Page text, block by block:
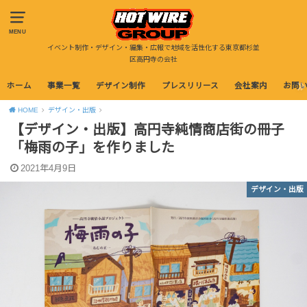
MENU
イベント制作・デザイン・編集・広報で地域を活性化する東京都杉並
区高円寺の会社
ホーム 事業一覧 デザイン制作 プレスリリース 会社案内 お問
HOME デザイン・出版
【デザイン・出版】高円寺純情商店街の冊子
「梅雨の子」を作りました
2021年4月9日
デザイン・出版